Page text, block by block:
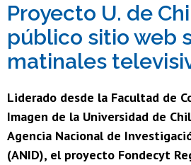
Funcionarias/
Egresadas/os
Proyecto U. de
público sitio web
matinales
Liderado desde la Facultad de
Imagen de la Universidad de
Agencia Nacional de
(ANID), el proyecto Fondecyt